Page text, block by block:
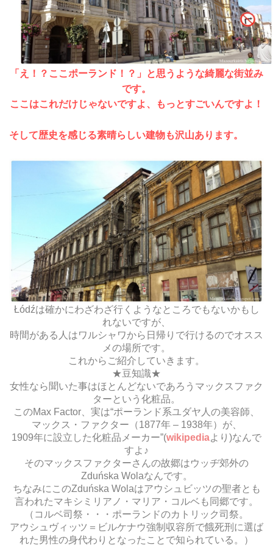
「え！？ここポーランド！？」と思うような綺麗な街並み
です。
ここはこれだけじゃないですよ、もっとすごいんですよ！
そして歴史を感じる素晴らしい建物も沢山あります。
Łódźは確かにわざわざ行くようなところでもないかもし
れないですが、
時間がある人はワルシャワから日帰りで行けるのでオスス
メの場所です。
これからご紹介していきます。
★豆知識★
女性なら聞いた事はほとんどないであろうマックスファク
ターという化粧品。
このMax Factor、実は“ポーランド系ユダヤ人の美容師、
マックス・ファクター（1877年 – 1938年）が、
1909年に設立した化粧品メーカー”(wikipediaより)なんで
すよ♪
そのマックスファクターさんの故郷はウッヂ郊外の
Zduńska Wolaなんです。
ちなみにこのZduńska Wolaはアウシュビッツの聖者とも
言われたマキシミリアノ・マリア・コルベも同郷です。
（コルベ司祭・・・ポーランドのカトリック司祭。
アウシュヴィッツ＝ビルケナウ強制収容所で餓死刑に選ば
れた男性の身代わりとなったことで知られている。）